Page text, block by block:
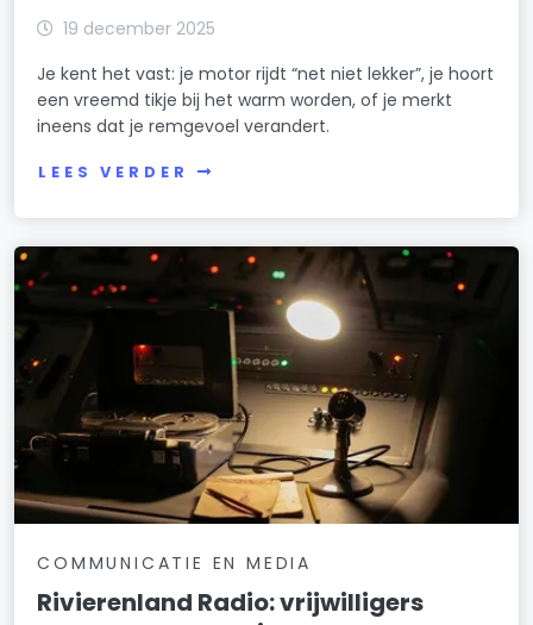
19 december 2025
Je kent het vast: je motor rijdt “net niet lekker”, je hoort
een vreemd tikje bij het warm worden, of je merkt
ineens dat je remgevoel verandert.
LEES VERDER
COMMUNICATIE EN MEDIA
Rivierenland Radio: vrijwilligers